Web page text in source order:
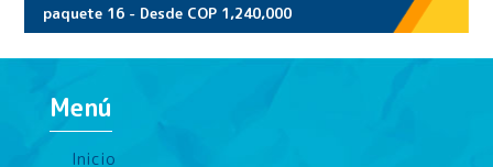
paquete 16 - Desde COP 1,240,000
Menú
Inicio